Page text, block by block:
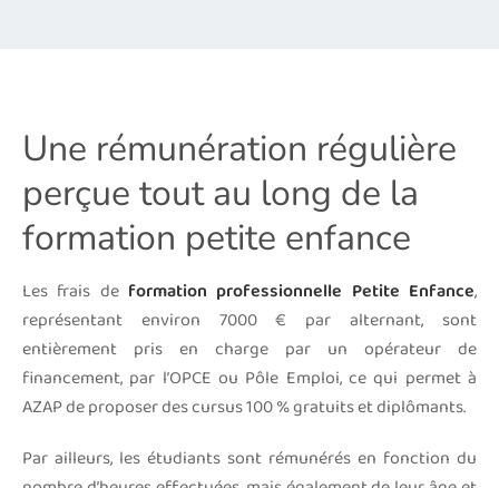
Une rémunération régulière
perçue tout au long de la
formation petite enfance
Les frais de formation professionnelle Petite Enfance,
représentant environ 7000 € par alternant, sont
entièrement pris en charge par un opérateur de
financement, par l’OPCE ou Pôle Emploi, ce qui permet à
AZAP de proposer des cursus 100 % gratuits et diplômants.
Par ailleurs, les étudiants sont rémunérés en fonction du